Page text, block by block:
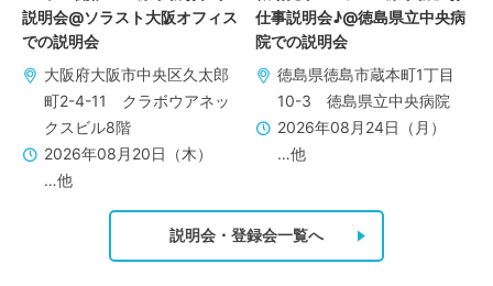
説明会@ソラスト大阪オフィス
での説明会
大阪府大阪市中央区久太郎
町2-4-11 クラボウアネッ
クスビル8階
2026年08月20日（木）
…他
仕事説明会♪@徳島県立中央病
院での説明会
徳島県徳島市蔵本町1丁目
10-3 徳島県立中央病院
2026年08月24日（月）
…他
説明会・登録会一覧へ